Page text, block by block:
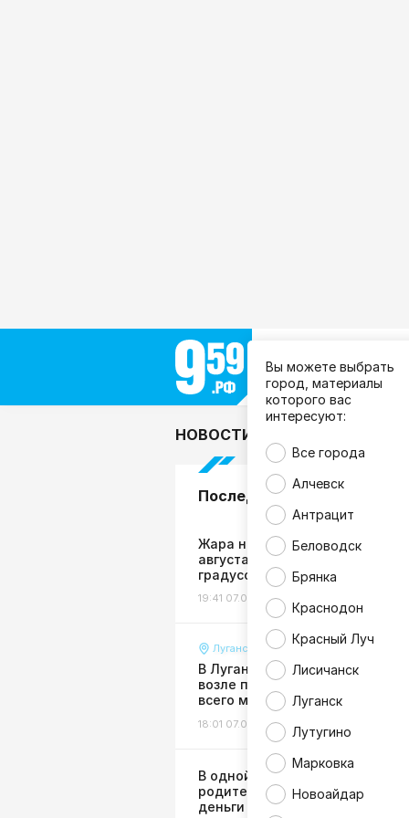
Все города
Вы можете выбрать
город, материалы
которого вас
интересуют:
Все города
Алчевск
Антрацит
Беловодск
Брянка
Краснодон
Красный Луч
Лисичанск
Луганск
Лутугино
Марковка
Новоайдар
НОВОСТИ
Последние новости
Жара не отступает: в ЛНР 8
августа ожидается до +38
градусов
19:41 07.08.26 Погода
Луганск
В Луганске разгромили клумбы
возле парка 1 Мая, высаженные
всего месяц назад
18:01 07.08.26 Происшествия
В одной из школ ЛНР скандал:
родителей заставили сдавать
деньги на ремонт затопленного